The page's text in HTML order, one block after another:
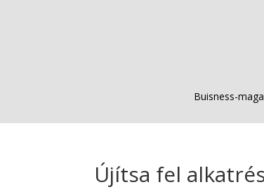
Buisness-
Újítsa fel